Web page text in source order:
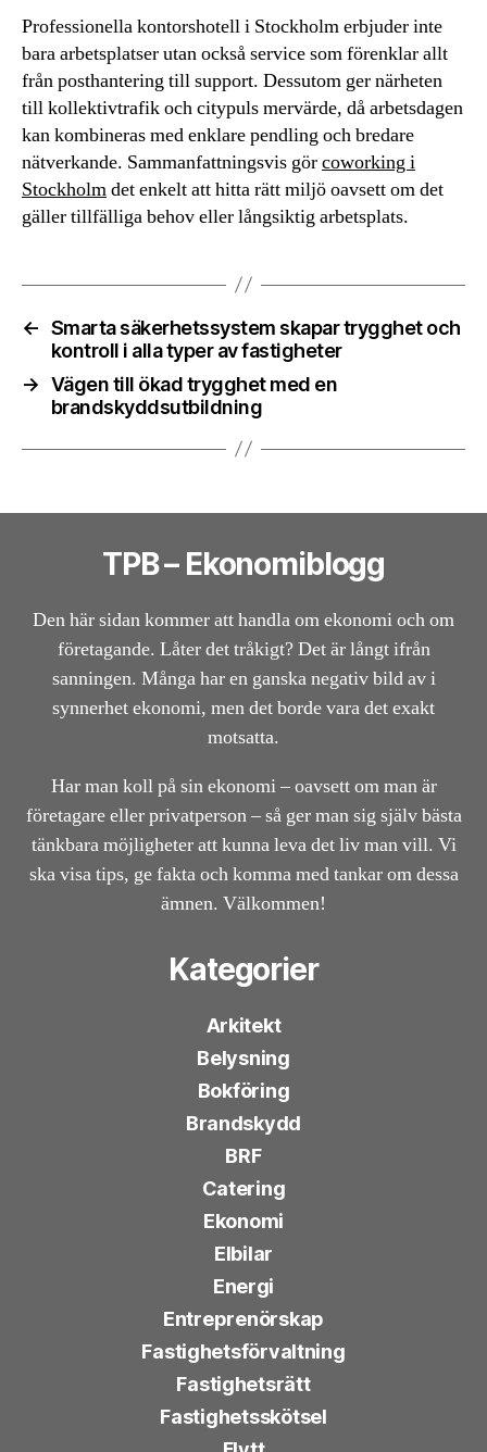
Professionella kontorshotell i Stockholm erbjuder inte
bara arbetsplatser utan också service som förenklar allt
från posthantering till support. Dessutom ger närheten
till kollektivtrafik och citypuls mervärde, då arbetsdagen
kan kombineras med enklare pendling och bredare
nätverkande. Sammanfattningsvis görcoworking i
Stockholmdet enkelt att hitta rätt miljö oavsett om det
gäller tillfälliga behov eller långsiktig arbetsplats.
← Smarta säkerhetssystem skapar trygghet och
kontroll i alla typer av fastigheter
→ Vägen till ökad trygghet med en
brandskyddsutbildning
TPB – Ekonomiblogg
Den här sidan kommer att handla om ekonomi och om
företagande. Låter det tråkigt? Det är långt ifrån
sanningen. Många har en ganska negativ bild av i
synnerhet ekonomi, men det borde vara det exakt
motsatta.
Har man koll på sin ekonomi – oavsett om man är
företagare eller privatperson – så ger man sig själv bästa
tänkbara möjligheter att kunna leva det liv man vill. Vi
ska visa tips, ge fakta och komma med tankar om dessa
ämnen. Välkommen!
Kategorier
Arkitekt
Belysning
Bokföring
Brandskydd
BRF
Catering
Ekonomi
Elbilar
Energi
Entreprenörskap
Fastighetsförvaltning
Fastighetsrätt
Fastighetsskötsel